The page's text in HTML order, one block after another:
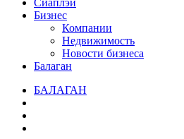
Сиаплэй
Бизнес
Компании
Недвижимость
Новости бизнеса
Балаган
БАЛАГАН